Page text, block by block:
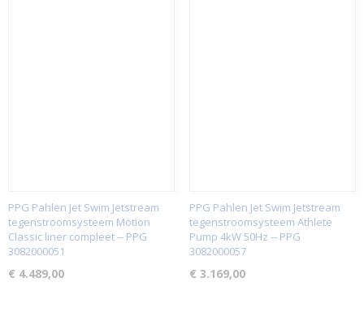
PPG Pahlen Jet Swim Jetstream
tegenstroomsysteem Motion
Classic liner compleet -- PPG
3082000051
€ 4.489,00
PPG Pahlen Jet Swim Jetstream
tegenstroomsysteem Athlete
Pump 4kW 50Hz -- PPG
3082000057
€ 3.169,00